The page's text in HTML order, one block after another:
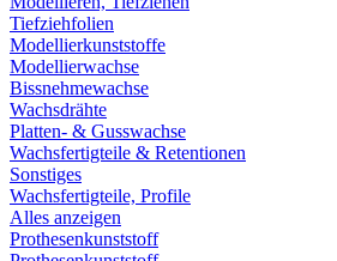
Tiefziehfolien
Modellierkunststoffe
Modellierwachse
Bissnehmewachse
Wachsdrähte
Platten- & Gusswachse
Wachsfertigteile & Retentionen
Sonstiges
Wachsfertigteile, Profile
Alles anzeigen
Prothesenkunststoff